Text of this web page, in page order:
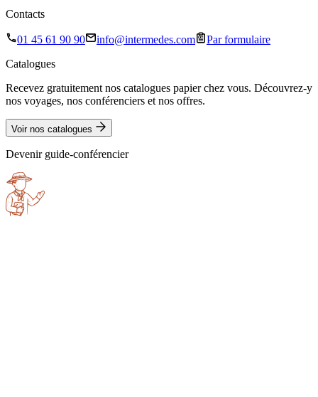
Contacts
01 45 61 90 90 info@intermedes.com
Par formulaire
Catalogues
Recevez gratuitement nos catalogues papier chez vous. Découvrez-y
nos voyages, nos conférenciers et nos offres.
Voir nos catalogues
Devenir guide-conférencier